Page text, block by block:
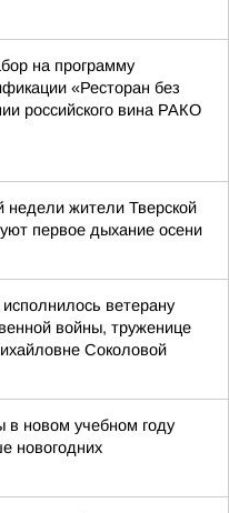
на программу
«Ресторан без
российского вина РАКО
недели жители Тверской
первое дыхание осени
исполнилось ветерану
войны, труженице
Соколовой
в новом учебном году
новогодних